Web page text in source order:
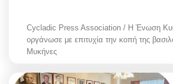
Mykonos Ticker TV
Sport
Cycladic Press Association / Η Ένωση
οργάνωσε με επιτυχία την κοπή της
Μυκήνες